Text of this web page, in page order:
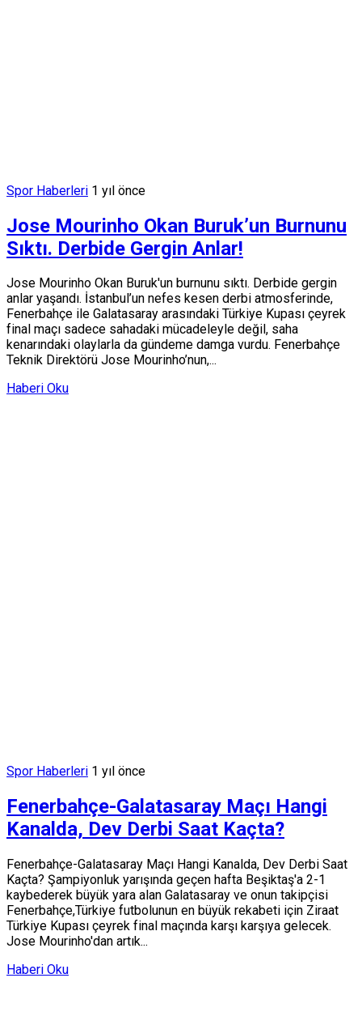
Spor Haberleri 1 yıl önce
Jose Mourinho Okan Buruk’un Burnunu
Sıktı. Derbide Gergin Anlar!
Jose Mourinho Okan Buruk'un burnunu sıktı. Derbide gergin
anlar yaşandı. İstanbul’un nefes kesen derbi atmosferinde,
Fenerbahçe ile Galatasaray arasındaki Türkiye Kupası çeyrek
final maçı sadece sahadaki mücadeleyle değil, saha
kenarındaki olaylarla da gündeme damga vurdu. Fenerbahçe
Teknik Direktörü Jose Mourinho’nun,...
Haberi Oku
Spor Haberleri 1 yıl önce
Fenerbahçe-Galatasaray Maçı Hangi
Kanalda, Dev Derbi Saat Kaçta?
Fenerbahçe-Galatasaray Maçı Hangi Kanalda, Dev Derbi Saat
Kaçta? Şampiyonluk yarışında geçen hafta Beşiktaş'a 2-1
kaybederek büyük yara alan Galatasaray ve onun takipçisi
Fenerbahçe,Türkiye futbolunun en büyük rekabeti için Ziraat
Türkiye Kupası çeyrek final maçında karşı karşıya gelecek.
Jose Mourinho'dan artık...
Haberi Oku